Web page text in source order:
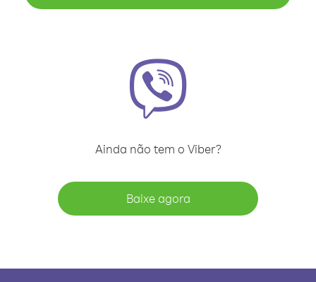
Ainda não tem o Viber?
Baixe agora